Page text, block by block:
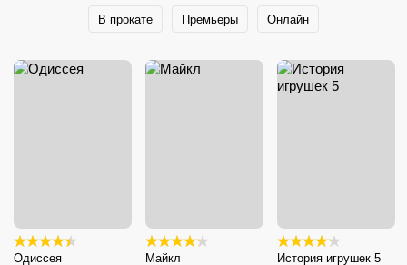
В прокате Премьеры Онлайн
Одиссея Майкл История игрушек 5